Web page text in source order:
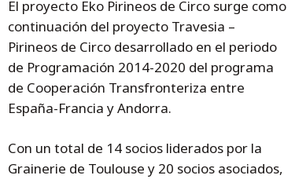
El proyecto Eko Pirineos de Circo surge como
continuación del proyecto Travesia –
Pirineos de Circo desarrollado en el periodo
de Programación 2014-2020 del programa
de Cooperación Transfronteriza entre
España-Francia y Andorra.
Con un total de 14 socios liderados por la
Grainerie de Toulouse y 20 socios asociados,